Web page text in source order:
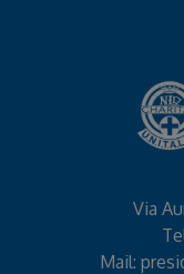
Via
Mail: